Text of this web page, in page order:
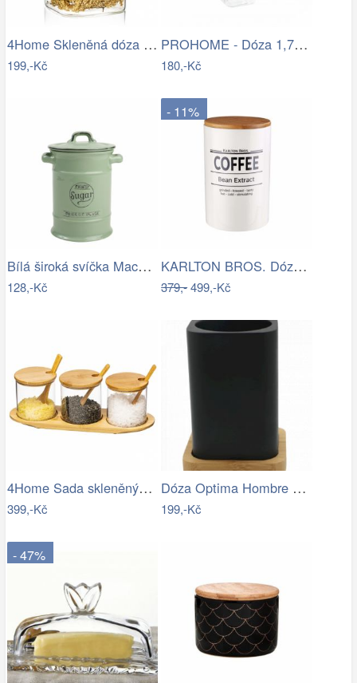
4Home Skleněná dóza na potraviny s…
199,-Kč
PROHOME - Dóza 1,7L HAMBURG špagety
180,-Kč
Bílá široká svíčka Macon Rustic white -…
128,-Kč
- 11%
KARLTON BROS. Dóza na kávu 1,1 l
379,-499,-Kč
4Home Sada skleněných dóz s podnosem a…
399,-Kč
Dóza Optima Hombre černá HOM27
199,-Kč
- 47%